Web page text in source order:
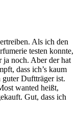
Als ich den
testen konnte,
noch. Aber der hat
dass ich’s kaum
Duftträger ist.
wanted heißt,
Gut, dass ich